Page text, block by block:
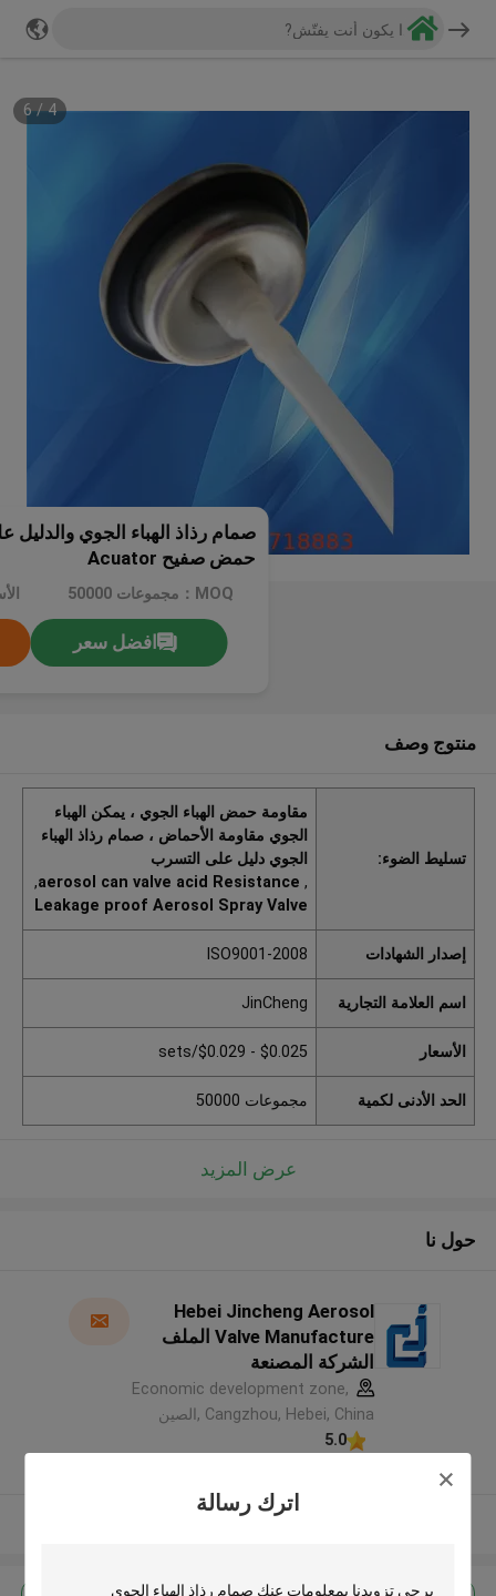
اترك رسالة
5
/
6
صمام رذاذ الهباء الجوي
حمض صفيح Acuator
MOQ：مجموعات 50000
افضل سعر
منتوج وصف
تسليط الضوء:
مقاومة حمض الهباء الجوي ، يمكن الهباء
الجوي مقاومة الأحماض ، صمام رذاذ الهباء
الجوي دليل على التسرب
,
aerosol can valve acid Resistance
,
Leakage proof Aerosol Spray Valve
إصدار الشهادات ISO9001-2008
اسم العلامة التجارية JinCheng
الأسعار $0.025 - $0.029/sets
الحد الأدنى لكمية مجموعات 50000
عرض المزيد
حول نا
Hebei Jincheng Aerosol
Valve Manufacture الملف
الشركة المصنعة
Economic development zone,
Cangzhou, Hebei, China ,الصين
5.0
عرض المزيد